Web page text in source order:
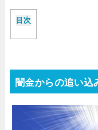
目次
闇金からの追い込